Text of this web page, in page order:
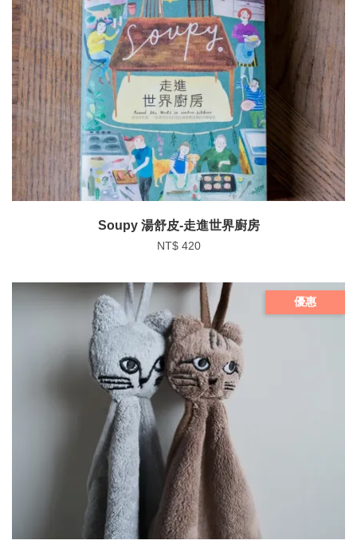
Soupy 湯舒皮-走進世界廚房
NT$ 420
優惠